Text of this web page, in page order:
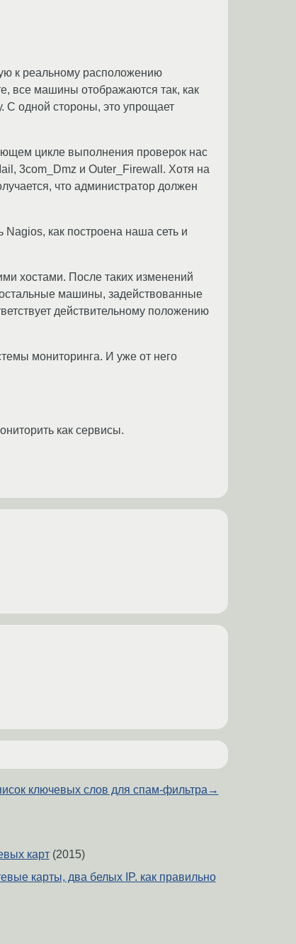
к реальному расположению
все машины отображаются так, как
С одной стороны, это упрощает
цикле выполнения проверок нас
3com_Dmz и Outer_Firewall. Хотя на
что администратор должен
как построена наша сеть и
хостами. После таких изменений
остальные машины, задействованные
действительному положению
мониторинга. И уже от него
как сервисы.
ключевых слов для спам-фильтра →
карт(2015)
карты, два белых IP. как правильно